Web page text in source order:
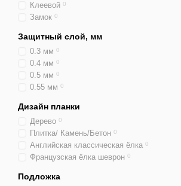
Клеевой 0
Замок 0
Защитный слой, мм
0.3 мм 0
0.4 мм 0
0.5 мм 0
0.55 мм 0
Дизайн планки
Дерево 0
Плитка/ Камень/Бетон 0
Английская классическая ёлка 0
Французская ёлка шеврон 0
Подложка